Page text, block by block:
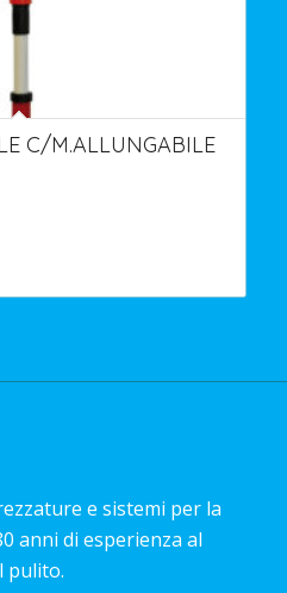
C/M.ALLUNGABILE
e sistemi per la
anni di esperienza al
pulito.